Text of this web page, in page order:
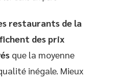
restaurants de la
des prix
que la moyenne
inégale. Mieux